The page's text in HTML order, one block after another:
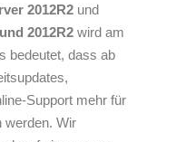
2012R2 und
2012R2 wird am
bedeutet, dass ab
Support mehr für
werden. Wir